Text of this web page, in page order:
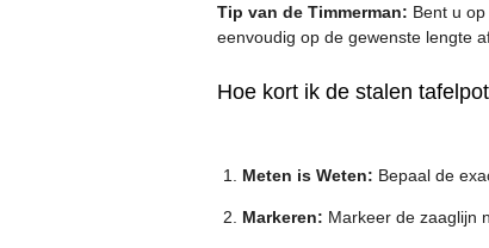
Tip van de Timmerman: Bent u
eenvoudig op de gewenste lengte
Hoe kort ik de stalen
Meten is Weten: Bepaal de
Markeren: Markeer de zaaglijn